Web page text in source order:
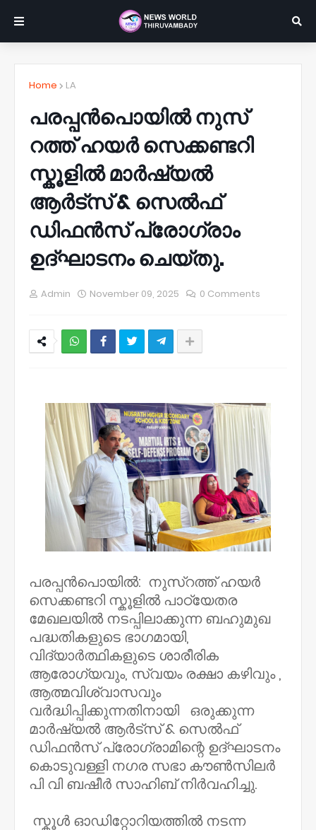
Home LA
പരപ്പൻപൊയിൽ നുസ്
റത്ത് ഹയർ സെക്കണ്ടറി
സ്കൂളിൽ മാർഷ്യൽ
ആർട്സ് & സെൽഫ്
ഡിഫൻസ് പ്രോഗ്രാം
ഉദ്ഘാടനം ചെയ്തു.
Admin November 09, 2025 0 Comments
പരപ്പൻപൊയിൽ: നുസ്റത്ത് ഹയർ
സെക്കണ്ടറി സ്കൂളിൽ പാഠ്യേതര
മേഖലയിൽ നടപ്പിലാക്കുന്ന ബഹുമുഖ
പദ്ധതികളുടെ ഭാഗമായി,
വിദ്യാർത്ഥികളുടെ ശാരീരിക
ആരോഗ്യവും, സ്വയം രക്ഷാ കഴിവും ,
ആത്മവിശ്വാസവും
വർദ്ധിപ്പിക്കുന്നതിനായി ഒരുക്കുന്ന
മാർഷ്യൽ ആർട്സ് & സെൽഫ്
ഡിഫൻസ് പ്രോഗ്രാമിന്റെ ഉദ്ഘാടനം
കൊടുവള്ളി നഗര സഭാ കൗൺസിലർ
പി വി ബഷീർ സാഹിബ്‌ നിർവഹിച്ചു.
സ്കൂൾ ഓഡിറ്റോറിയത്തിൽ നടന്ന